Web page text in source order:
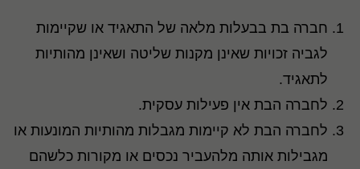
חברה בת בבעלות מלאה של התאגיד או שקיימות
לגביה זכויות שאינן מקנות שליטה ושאינן מהותיות
לתאגיד.
לחברה הבת אין פעילות עסקית.
לחברה הבת לא קיימות מגבלות מהותיות המונעות או
מגבילות אותה מלהעביר נכסים או מקורות כלשהם